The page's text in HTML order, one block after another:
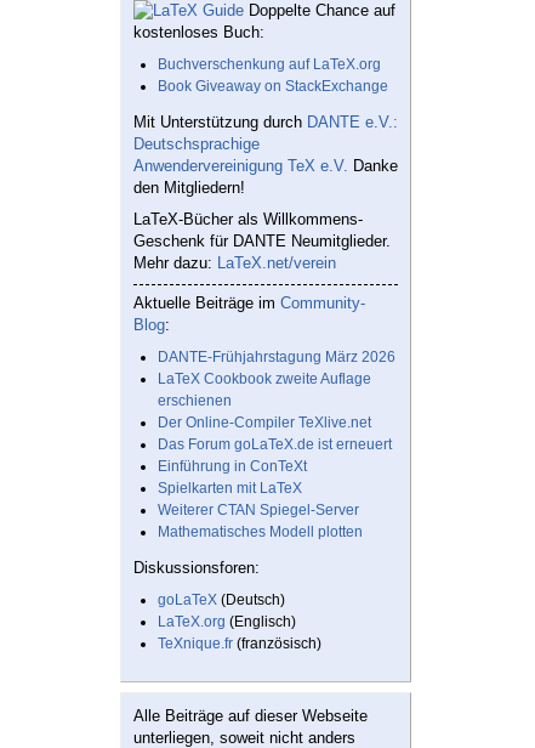
Doppelte Chance auf
kostenloses Buch:
Buchverschenkung auf LaTeX.org
Book Giveaway on StackExchange
Mit Unterstützung durch DANTE e.V.:
Deutschsprachige
Anwendervereinigung TeX e.V. Danke
den Mitgliedern!
LaTeX-Bücher als Willkommens-
Geschenk für DANTE Neumitglieder.
Mehr dazu: LaTeX.net/verein
Aktuelle Beiträge im Community-
Blog:
DANTE-Frühjahrstagung März 2026
LaTeX Cookbook zweite Auflage
erschienen
Der Online-Compiler TeXlive.net
Das Forum goLaTeX.de ist erneuert
Einführung in ConTeXt
Spielkarten mit LaTeX
Weiterer CTAN Spiegel-Server
Mathematisches Modell plotten
Diskussionsforen:
goLaTeX (Deutsch)
LaTeX.org (Englisch)
TeXnique.fr (französisch)
Alle Beiträge auf dieser Webseite
unterliegen, soweit nicht anders